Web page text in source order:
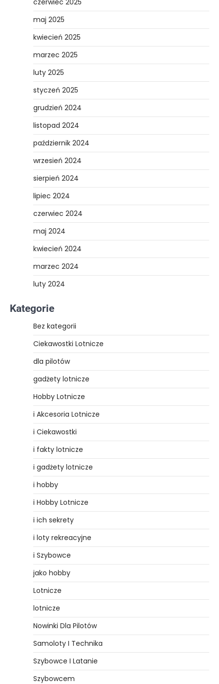
maj 2025
kwiecień 2025
marzec 2025
luty 2025
styczeń 2025
grudzień 2024
listopad 2024
październik 2024
wrzesień 2024
sierpień 2024
lipiec 2024
czerwiec 2024
maj 2024
kwiecień 2024
marzec 2024
luty 2024
Kategorie
Bez kategorii
Ciekawostki Lotnicze
dla pilotów
gadżety lotnicze
Hobby Lotnicze
i Akcesoria Lotnicze
i Ciekawostki
i fakty lotnicze
i gadżety lotnicze
i hobby
i Hobby Lotnicze
i ich sekrety
i loty rekreacyjne
i Szybowce
jako hobby
Lotnicze
lotnicze
Nowinki Dla Pilotów
Samoloty I Technika
Szybowce I Latanie
Szybowcem